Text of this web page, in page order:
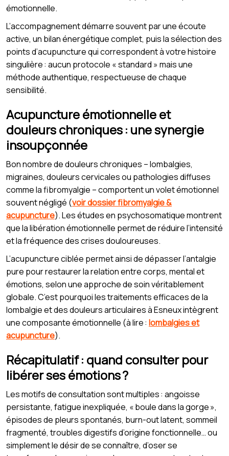
émotionnelle.
L’accompagnement démarre souvent par une écoute
active, un bilan énergétique complet, puis la sélection des
points d’acupuncture qui correspondent à votre histoire
singulière : aucun protocole « standard » mais une
méthode authentique, respectueuse de chaque
sensibilité.
Acupuncture émotionnelle et
douleurs chroniques : une synergie
insoupçonnée
Bon nombre de douleurs chroniques – lombalgies,
migraines, douleurs cervicales ou pathologies diffuses
comme la fibromyalgie – comportent un volet émotionnel
souvent négligé (voir dossier fibromyalgie &
acupuncture). Les études en psychosomatique montrent
que la libération émotionnelle permet de réduire l’intensité
et la fréquence des crises douloureuses.
L’acupuncture ciblée permet ainsi de dépasser l’antalgie
pure pour restaurer la relation entre corps, mental et
émotions, selon une approche de soin véritablement
globale. C’est pourquoi les traitements efficaces de la
lombalgie et des douleurs articulaires à Esneux intègrent
une composante émotionnelle (à lire : lombalgies et
acupuncture).
Récapitulatif : quand consulter pour
libérer ses émotions ?
Les motifs de consultation sont multiples : angoisse
persistante, fatigue inexpliquée, « boule dans la gorge »,
épisodes de pleurs spontanés, burn-out latent, sommeil
fragmenté, troubles digestifs d’origine fonctionnelle… ou
simplement le désir de se connaître, d’oser se